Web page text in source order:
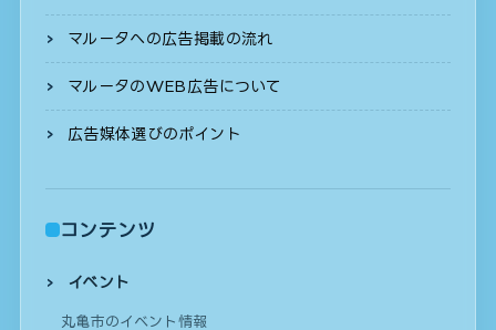
マルータへの広告掲載の流れ
マルータのWEB広告について
広告媒体選びのポイント
コンテンツ
イベント
丸亀市のイベント情報